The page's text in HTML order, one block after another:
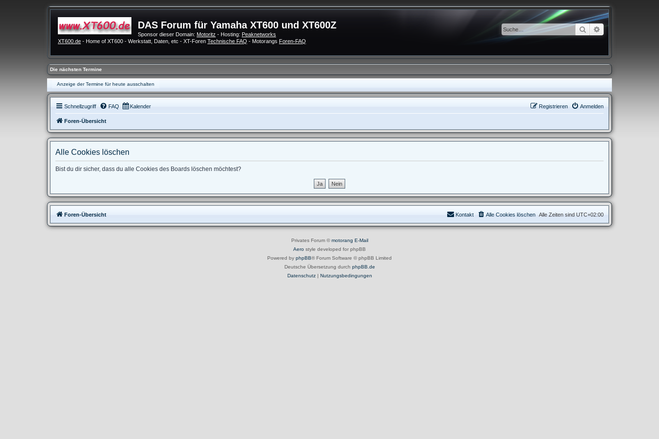
DAS Forum für Yamaha XT600 und XT600Z
Sponsor dieser Domain: Motoritz - Hosting: Peaknetworks
XT600.de - Home of XT600 - Werkstatt, Daten, etc - XT-Foren Technische FAQ - Motorangs Foren-FAQ
Suche Erweiterte Suche
Die nächsten Termine
Anzeige der Termine für heute ausschalten
Schnellzugriff FAQ Kalender Anmelden
Registrieren
Foren-Übersicht
Alle Cookies löschen
Bist du dir sicher, dass du alle Cookies des Boards löschen möchtest?
Foren-Übersicht Alle Zeiten sind UTC+02:00
Alle Cookies löschen
Kontakt
Privates Forum ©motorang E-Mail
Aero style developed for phpBB
Powered by phpBB® Forum Software © phpBB Limited
Deutsche Übersetzung durch phpBB.de
Datenschutz| Nutzungsbedingungen